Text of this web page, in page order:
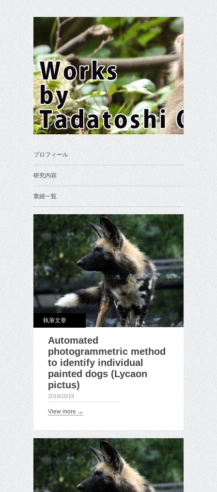
プロフィール
研究内容
業績一覧
執筆文章
Automated
photogrammetric method
to identify individual
painted dogs (Lycaon
pictus)
2019/10/19
View more →